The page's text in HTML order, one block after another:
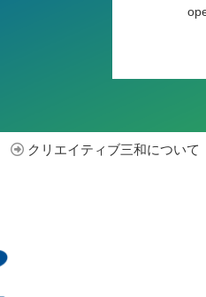
クリエイティブ三和について